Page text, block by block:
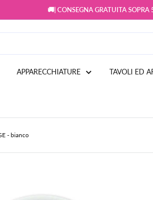
🚚| CONSEGNA GRATUITA SOPRA
APPARECCHIATURE TAVOLI ED
- bianco